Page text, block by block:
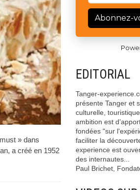
» dans
a créé en 1952
Abonnez-
EDITORIAL
Tanger-
présente Tanger et
culturelle,
ambition est
fondées "sur
faciliter la
experience est
des internautes...
Paul Brichet,